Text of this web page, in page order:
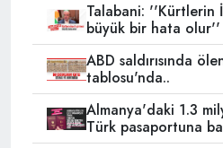
Talabani: ''Kürtlerin
büyük bir hata olur''
ABD saldırısında
tablosu'nda..
Almanya'daki 1.3
Türk pasaportuna